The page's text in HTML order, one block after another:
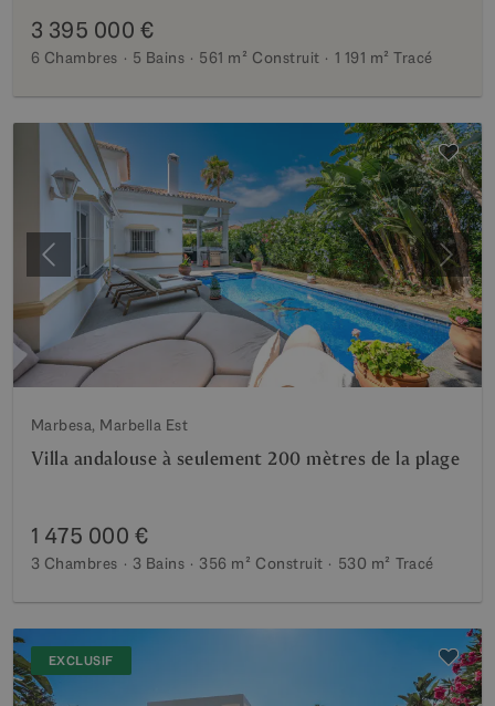
3 395 000 €
6 Chambres 5 Bains 561 m² Construit 1 191 m² Tracé
Précédent
Marbesa, Marbella Est
Villa andalouse à seulement 200 mètres de la plage
1 475 000 €
3 Chambres 3 Bains 356 m² Construit 530 m² Tracé
EXCLUSIF